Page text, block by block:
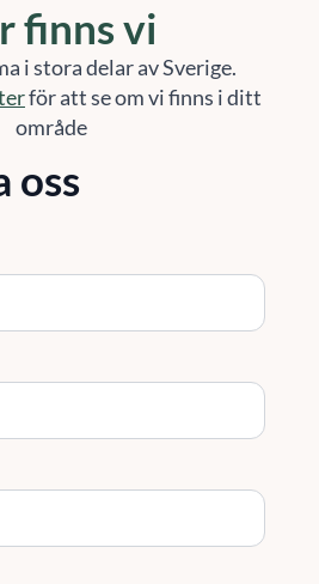
finns vi
i stora delar av Sverige.
för att se om vi finns i ditt
område
oss